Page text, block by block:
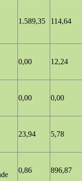
1.589,35 114,64
0,00 12,24
0,00 0,00
23,94 5,78
0,86 896,87